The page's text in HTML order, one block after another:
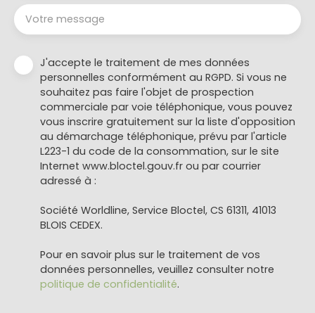
Votre message
J'accepte le traitement de mes données
personnelles conformément au RGPD. Si vous ne
souhaitez pas faire l'objet de prospection
commerciale par voie téléphonique, vous pouvez
vous inscrire gratuitement sur la liste d'opposition
au démarchage téléphonique, prévu par l'article
L223-1 du code de la consommation, sur le site
Internet www.bloctel.gouv.fr ou par courrier
adressé à :
Société Worldline, Service Bloctel, CS 61311, 41013
BLOIS CEDEX.
Pour en savoir plus sur le traitement de vos
données personnelles, veuillez consulter notre
politique de confidentialité.